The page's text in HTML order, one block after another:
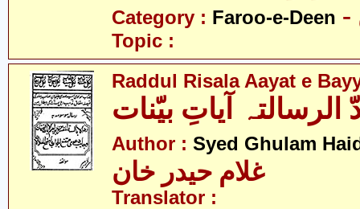
Category : Faroo-e-Deen
Topic :
Raddul Risala Aayat e
الرسالتہ آیاتِ بیّنات
Author : Syed Ghulam
غلام حیدر خان
Translator :